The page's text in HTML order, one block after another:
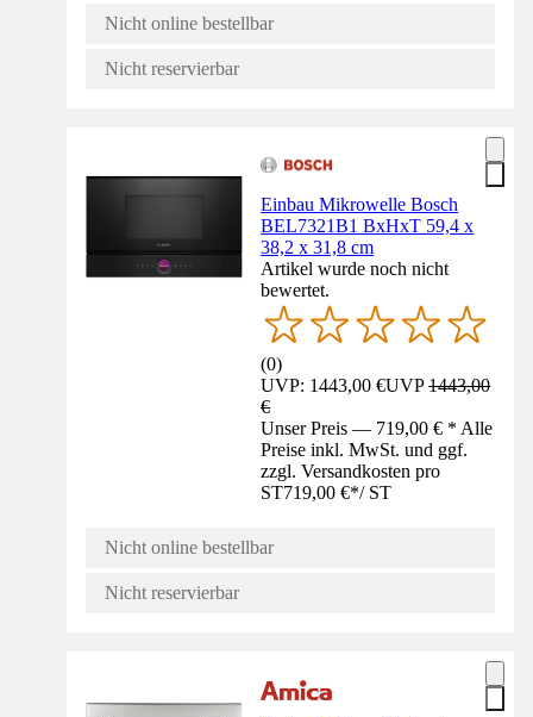
Nicht online bestellbar
Nicht reservierbar
Einbau Mikrowelle Bosch
BEL7321B1 BxHxT 59,4 x
38,2 x 31,8 cm
Artikel wurde noch nicht
bewertet.
(0)
UVP: 1443,00 €UVP1443,00
€
Unser Preis — 719,00 € * Alle
Preise inkl. MwSt. und ggf.
zzgl. Versandkosten pro
ST719,00 €*/ ST
Nicht online bestellbar
Nicht reservierbar